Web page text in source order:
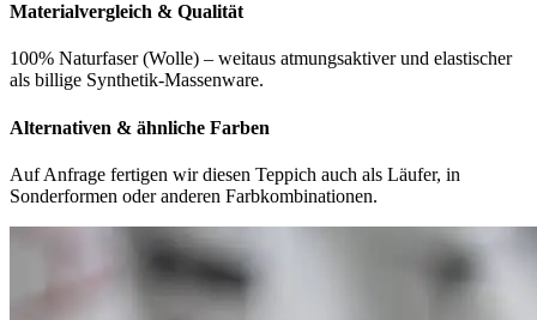
Materialvergleich & Qualität
100% Naturfaser (Wolle) – weitaus atmungsaktiver und elastischer
als billige Synthetik-Massenware.
Alternativen & ähnliche Farben
Auf Anfrage fertigen wir diesen Teppich auch als Läufer, in
Sonderformen oder anderen Farbkombinationen.